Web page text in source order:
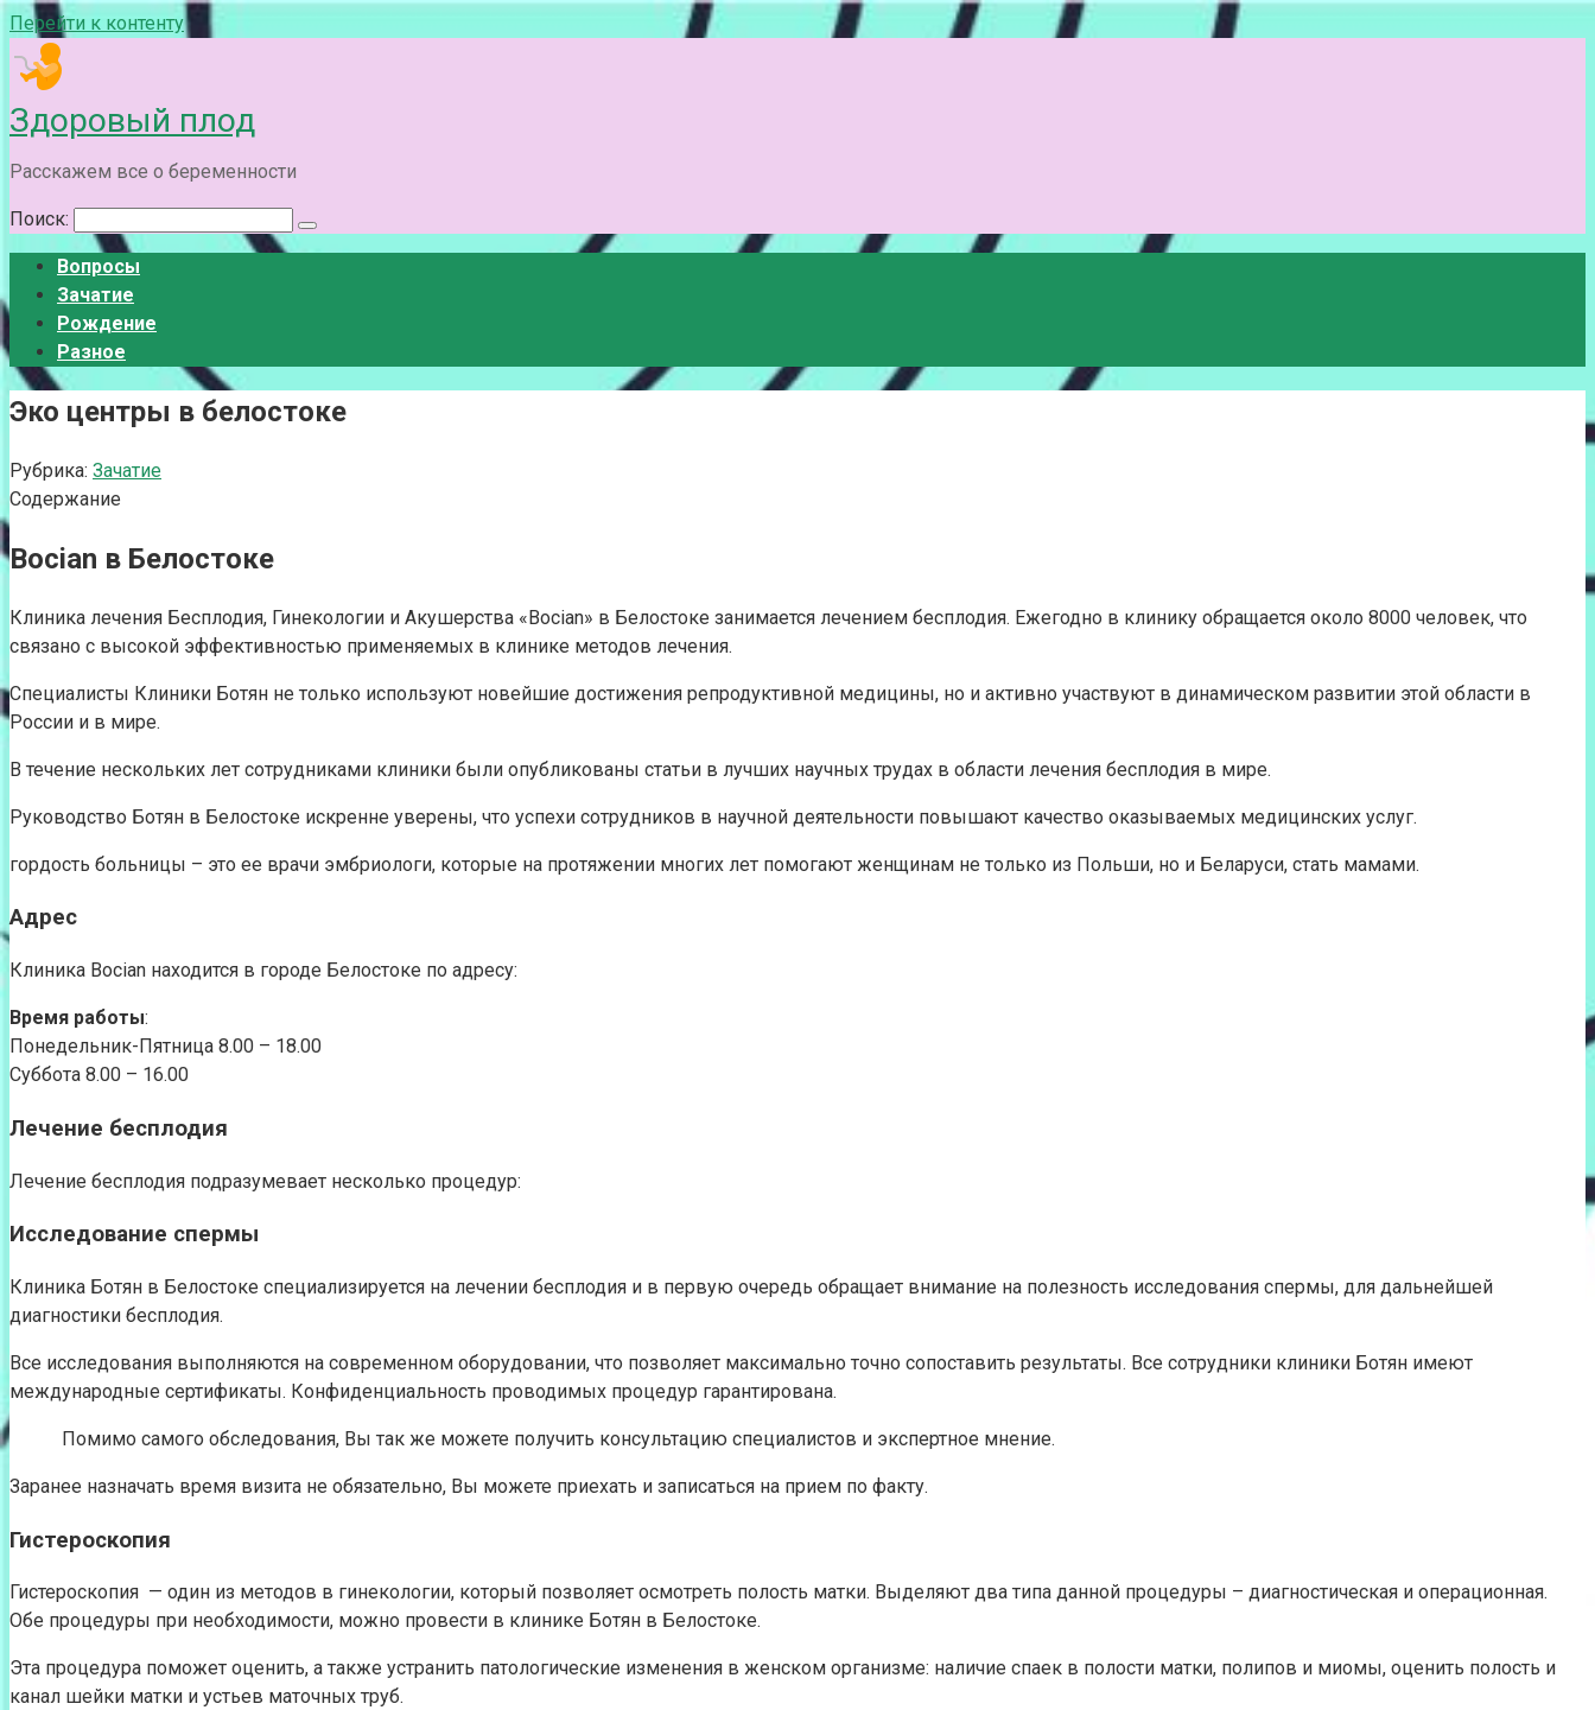
Перейти к контенту
Здоровый плод
Расскажем все о беременности
Поиск:
Вопросы
Зачатие
Рождение
Разное
Эко центры в белостоке
Рубрика: Зачатие
Содержание
Bocian в Белостоке
Клиника лечения Бесплодия, Гинекологии и Акушерства «Bocian» в Белостоке занимается лечением бесплодия. Ежегодно в клинику обращается около 8000 человек, что
связано с высокой эффективностью применяемых в клинике методов лечения.
Специалисты Клиники Ботян не только используют новейшие достижения репродуктивной медицины, но и активно участвуют в динамическом развитии этой области в
России и в мире.
В течение нескольких лет сотрудниками клиники были опубликованы статьи в лучших научных трудах в области лечения бесплодия в мире.
Руководство Ботян в Белостоке искренне уверены, что успехи сотрудников в научной деятельности повышают качество оказываемых медицинских услуг.
гордость больницы – это ее врачи эмбриологи, которые на протяжении многих лет помогают женщинам не только из Польши, но и Беларуси, стать мамами.
Адрес
Клиника Bocian находится в городе Белостоке по адресу:
Время работы:
Понедельник-Пятница 8.00 – 18.00
Суббота 8.00 – 16.00
Лечение бесплодия
Лечение бесплодия подразумевает несколько процедур:
Исследование спермы
Клиника Ботян в Белостоке специализируется на лечении бесплодия и в первую очередь обращает внимание на полезность исследования спермы, для дальнейшей
диагностики бесплодия.
Все исследования выполняются на современном оборудовании, что позволяет максимально точно сопоставить результаты. Все сотрудники клиники Ботян имеют
международные сертификаты. Конфиденциальность проводимых процедур гарантирована.
Помимо самого обследования, Вы так же можете получить консультацию специалистов и экспертное мнение.
Заранее назначать время визита не обязательно, Вы можете приехать и записаться на прием по факту.
Гистероскопия
Гистероскопия — один из методов в гинекологии, который позволяет осмотреть полость матки. Выделяют два типа данной процедуры – диагностическая и операционная.
Обе процедуры при необходимости, можно провести в клинике Ботян в Белостоке.
Эта процедура поможет оценить, а также устранить патологические изменения в женском организме: наличие спаек в полости матки, полипов и миомы, оценить полость и
канал шейки матки и устьев маточных труб.